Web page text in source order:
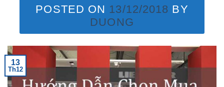
POSTED ON 13/12/2018 BY
DUONG
13
Th12